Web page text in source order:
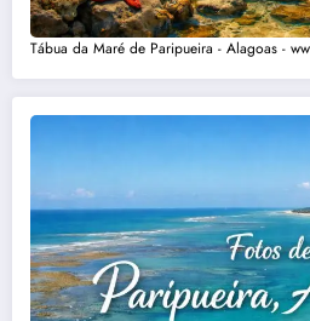
Tábua da Maré de Paripueira - Alagoas -